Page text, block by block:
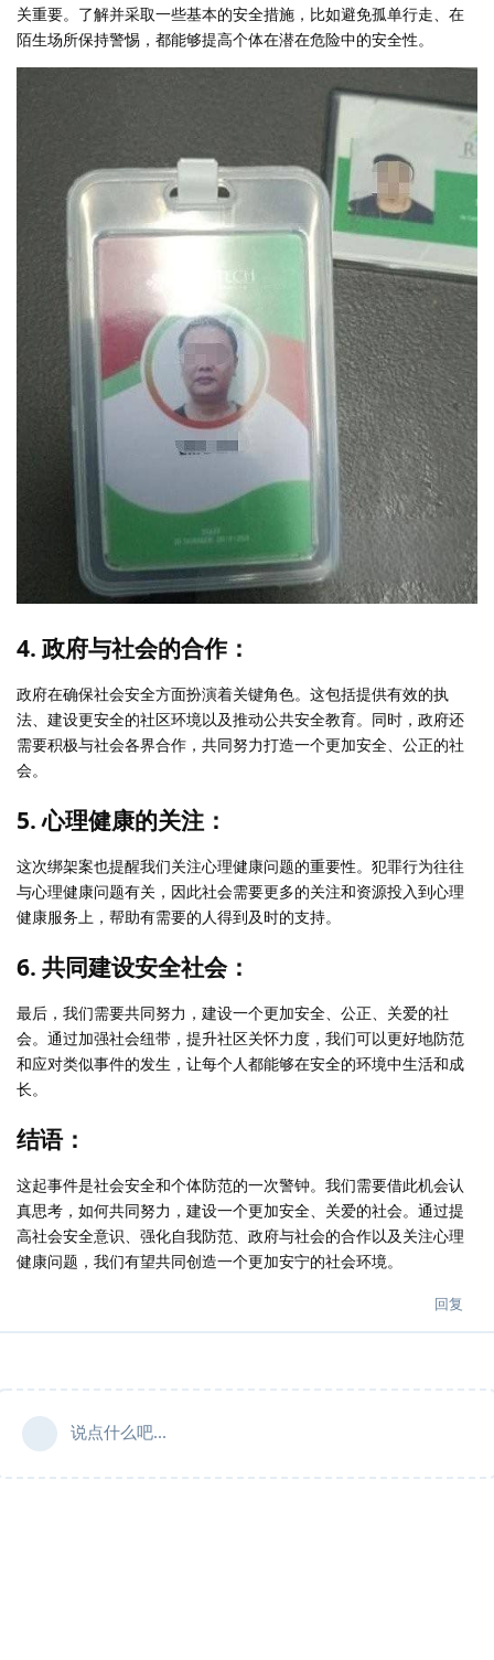
关重要。了解并采取一些基本的安全措施，比如避免孤单行走、在
陌生场所保持警惕，都能够提高个体在潜在危险中的安全性。
4. 政府与社会的合作：
政府在确保社会安全方面扮演着关键角色。这包括提供有效的执
法、建设更安全的社区环境以及推动公共安全教育。同时，政府还
需要积极与社会各界合作，共同努力打造一个更加安全、公正的社
会。
5. 心理健康的关注：
这次绑架案也提醒我们关注心理健康问题的重要性。犯罪行为往往
与心理健康问题有关，因此社会需要更多的关注和资源投入到心理
健康服务上，帮助有需要的人得到及时的支持。
6. 共同建设安全社会：
最后，我们需要共同努力，建设一个更加安全、公正、关爱的社
会。通过加强社会纽带，提升社区关怀力度，我们可以更好地防范
和应对类似事件的发生，让每个人都能够在安全的环境中生活和成
长。
结语：
这起事件是社会安全和个体防范的一次警钟。我们需要借此机会认
真思考，如何共同努力，建设一个更加安全、关爱的社会。通过提
高社会安全意识、强化自我防范、政府与社会的合作以及关注心理
健康问题，我们有望共同创造一个更加安宁的社会环境。
回复
说点什么吧...